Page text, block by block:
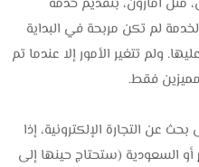
لم تكن مربحة في البداية
ولم تتغير الأمور إلا عندما تم
فقط.
عن التجارة الإلكترونية، إذا
أو السعودية (ستحتاج حينها إلى